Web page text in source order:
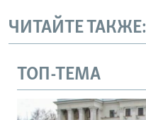
ЧИТАЙТЕ ТАКЖЕ:
ТОП-ТЕМА